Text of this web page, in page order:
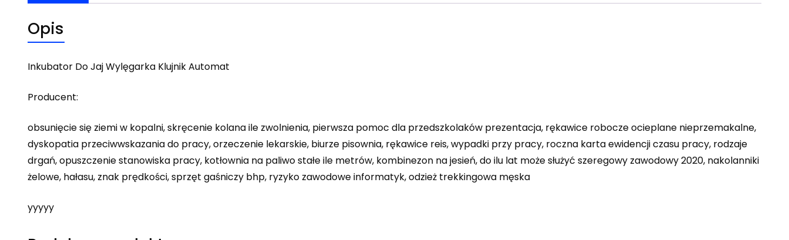
Opis
Inkubator Do Jaj Wylęgarka Klujnik Automat
Producent:
obsunięcie się ziemi w kopalni, skręcenie kolana ile zwolnienia, pierwsza pomoc dla przedszkolaków prezentacja, rękawice robocze ocieplane nieprzemakalne,
dyskopatia przeciwwskazania do pracy, orzeczenie lekarskie, biurze pisownia, rękawice reis, wypadki przy pracy, roczna karta ewidencji czasu pracy, rodzaje
drgań, opuszczenie stanowiska pracy, kotłownia na paliwo stałe ile metrów, kombinezon na jesień, do ilu lat może służyć szeregowy zawodowy 2020, nakolanniki
żelowe, hałasu, znak prędkości, sprzęt gaśniczy bhp, ryzyko zawodowe informatyk, odzież trekkingowa męska
yyyyy